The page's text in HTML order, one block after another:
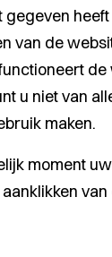
gegeven
van de
de
u niet van
maken.
moment